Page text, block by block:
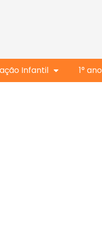
Infantil 1° ano